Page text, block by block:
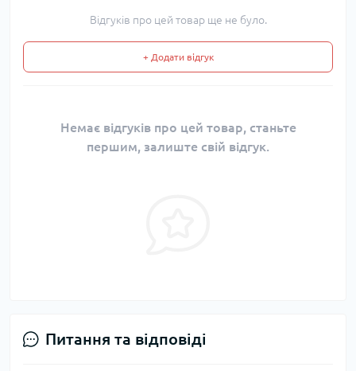
Відгуків про цей товар ще не було.
+ Додати відгук
Немає відгуків про цей товар, станьте
першим, залиште свій відгук.
Питання та відповіді